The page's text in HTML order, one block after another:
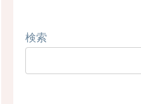
検索